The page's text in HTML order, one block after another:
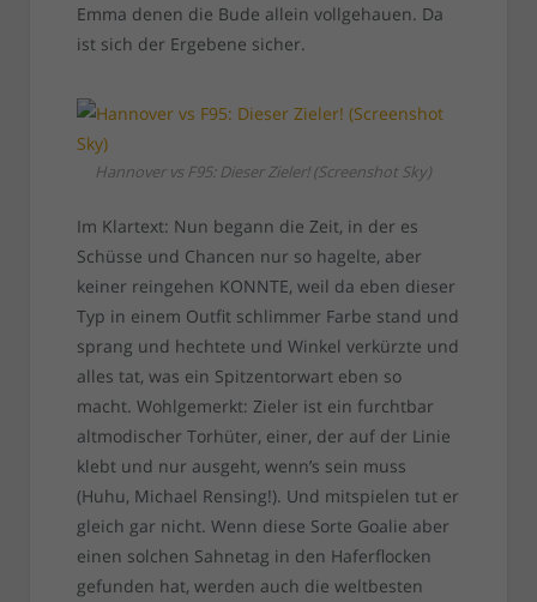
Emma denen die Bude allein vollgehauen. Da
ist sich der Ergebene sicher.
Hannover vs F95: Dieser Zieler! (Screenshot Sky)
Im Klartext: Nun begann die Zeit, in der es
Schüsse und Chancen nur so hagelte, aber
keiner reingehen KONNTE, weil da eben dieser
Typ in einem Outfit schlimmer Farbe stand und
sprang und hechtete und Winkel verkürzte und
alles tat, was ein Spitzentorwart eben so
macht. Wohlgemerkt: Zieler ist ein furchtbar
altmodischer Torhüter, einer, der auf der Linie
klebt und nur ausgeht, wenn’s sein muss
(Huhu, Michael Rensing!). Und mitspielen tut er
gleich gar nicht. Wenn diese Sorte Goalie aber
einen solchen Sahnetag in den Haferflocken
gefunden hat, werden auch die weltbesten